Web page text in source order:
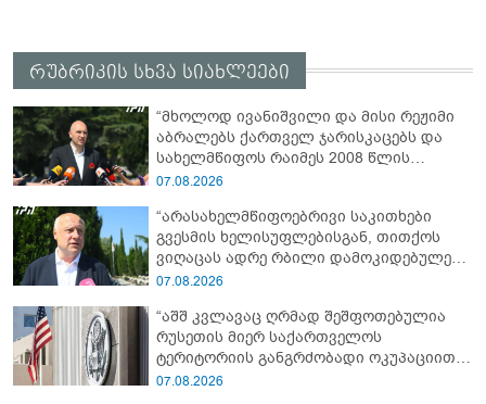
რუბრიკის სხვა სიახლეები
“მხოლოდ ივანიშვილი და მისი რეჟიმი
აბრალებს ქართველ ჯარისკაცებს და
სახელმწიფოს რაიმეს 2008 წლის
აგვისტოს ომში“ - ირაკლი
07.08.2026
“არასახელმწიფოებრივი საკითხები
გვესმის ხელისუფლებისგან, თითქოს
ვიღაცას ადრე რბილი დამოკიდებულება
ჰქონდა რუსეთთან და ახლა გახდნენ
07.08.2026
“აშშ კვლავაც ღრმად შეშფოთებულია
რუსეთის მიერ საქართველოს
ტერიტორიის განგრძობადი ოკუპაციით
და გმობს ოკუპაციის პირობებში
07.08.2026